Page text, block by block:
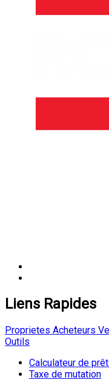
Liens Rapides
Proprietes Acheteurs
Outils
Calculateur de
Taxe de mutation